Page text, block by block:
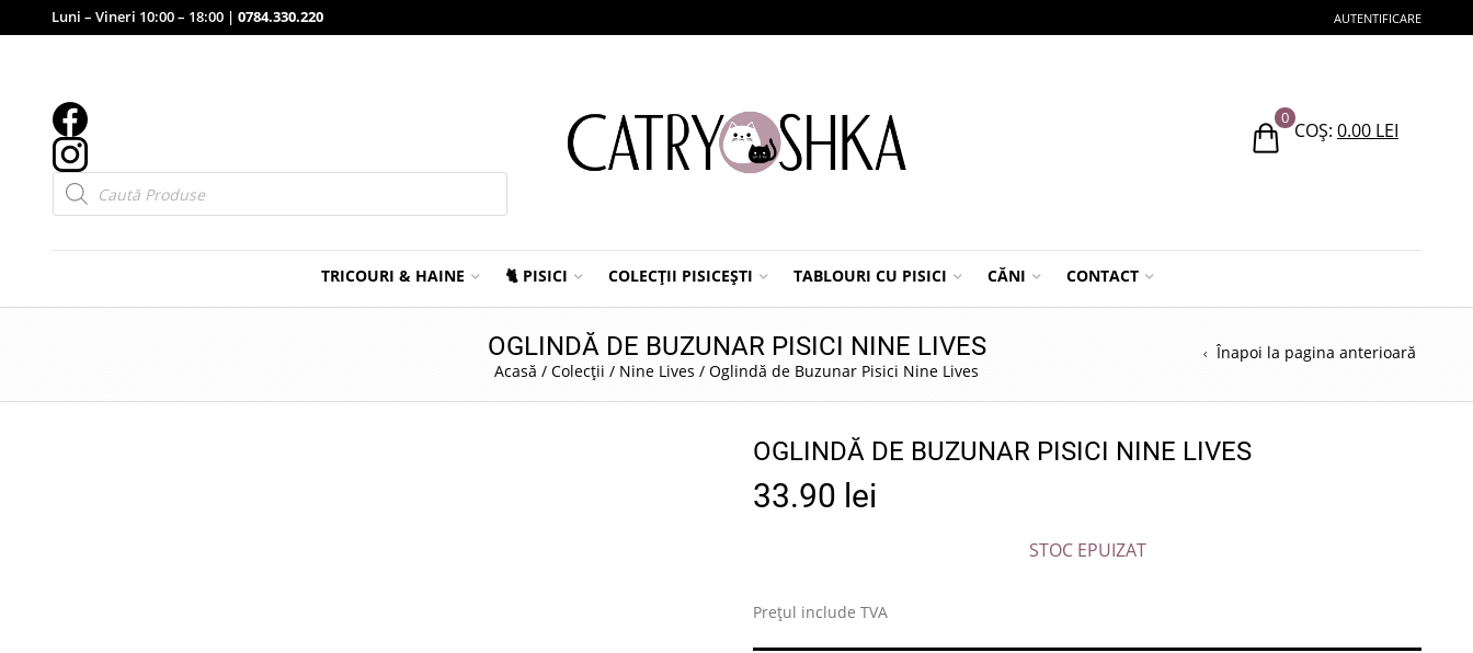
Luni – Vineri 10:00 – 18:00 | 0784.330.220 AUTENTIFICARE
Products
search
0
COȘ: 0.00 LEI
TRICOURI & HAINE 🐈 PISICI COLECȚII PISICEȘTI TABLOURI CU PISICI CĂNI CONTACT
OGLINDĂ DE BUZUNAR PISICI NINE LIVES
Acasă / Colecții / Nine Lives / Oglindă de Buzunar Pisici Nine Lives
Înapoi la pagina anterioară
OGLINDĂ DE BUZUNAR PISICI NINE LIVES
33.90 lei
STOC EPUIZAT
Prețul include TVA